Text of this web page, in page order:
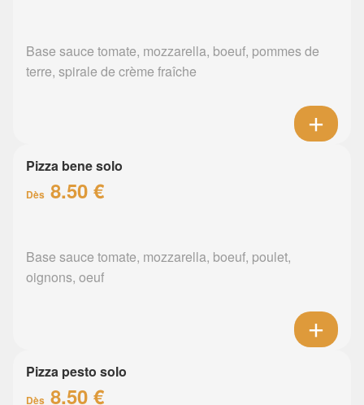
Base sauce tomate, mozzarella, boeuf, pommes de
terre, spirale de crème fraîche
Pizza bene solo
Dès 8.50 €
Base sauce tomate, mozzarella, boeuf, poulet,
oignons, oeuf
Pizza pesto solo
Dès 8.50 €